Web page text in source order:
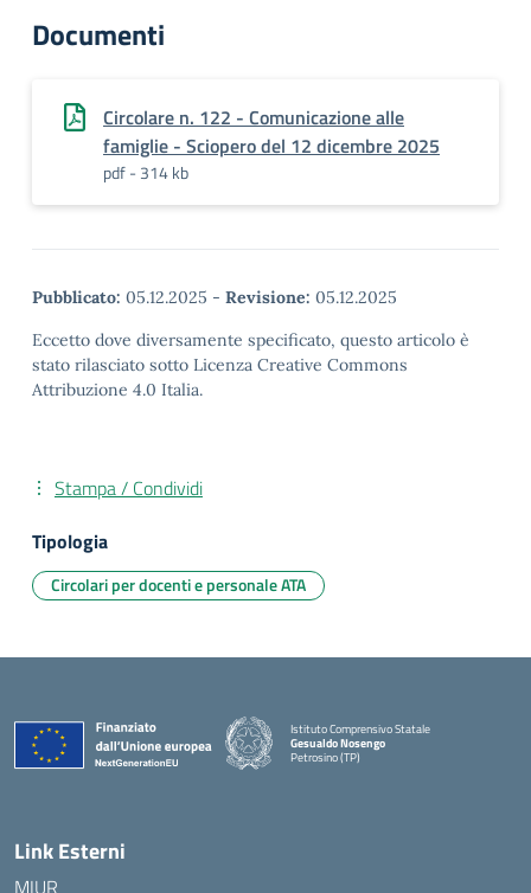
Documenti
Circolare n. 122 - Comunicazione alle
famiglie - Sciopero del 12 dicembre 2025
pdf - 314 kb
Pubblicato: 05.12.2025 - Revisione: 05.12.2025
Eccetto dove diversamente specificato, questo articolo è
stato rilasciato sotto Licenza Creative Commons
Attribuzione 4.0 Italia.
Stampa / Condividi
Tipologia
Circolari per docenti e personale ATA
Istituto Comprensivo Statale
Gesualdo Nosengo
Petrosino (TP)
Link Esterni
MIUR